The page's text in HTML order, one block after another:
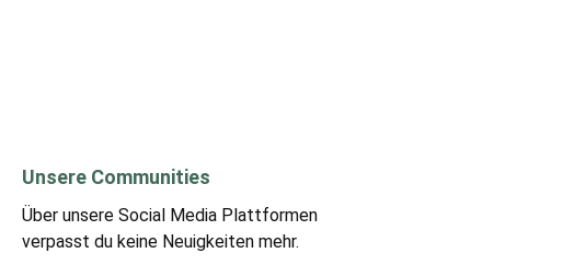
Unsere Communities
Über unsere Social Media Plattformen
verpasst du keine Neuigkeiten mehr.